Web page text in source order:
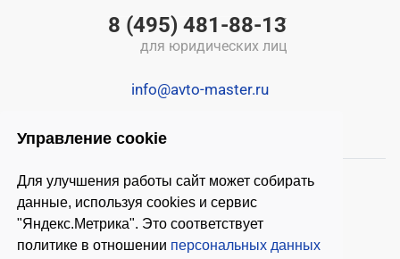
Управление cookie
Для улучшения работы сайт может собирать
данные, используя cookies и сервис
"Яндекс.Метрика". Это соответствует
политике в отношении персональных данных
8 (495) 481-88-13
для юридических лиц
info@avto-master.ru